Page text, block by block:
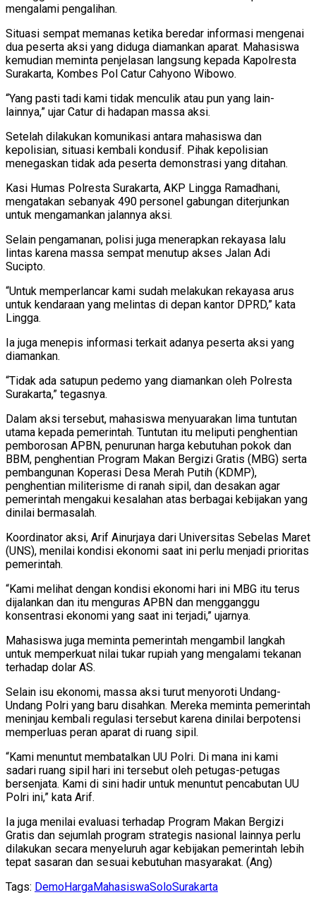
mengalami pengalihan.
Situasi sempat memanas ketika beredar informasi mengenai
dua peserta aksi yang diduga diamankan aparat. Mahasiswa
kemudian meminta penjelasan langsung kepada Kapolresta
Surakarta, Kombes Pol Catur Cahyono Wibowo.
“Yang pasti tadi kami tidak menculik atau pun yang lain-
lainnya,” ujar Catur di hadapan massa aksi.
Setelah dilakukan komunikasi antara mahasiswa dan
kepolisian, situasi kembali kondusif. Pihak kepolisian
menegaskan tidak ada peserta demonstrasi yang ditahan.
Kasi Humas Polresta Surakarta, AKP Lingga Ramadhani,
mengatakan sebanyak 490 personel gabungan diterjunkan
untuk mengamankan jalannya aksi.
Selain pengamanan, polisi juga menerapkan rekayasa lalu
lintas karena massa sempat menutup akses Jalan Adi
Sucipto.
“Untuk memperlancar kami sudah melakukan rekayasa arus
untuk kendaraan yang melintas di depan kantor DPRD,” kata
Lingga.
Ia juga menepis informasi terkait adanya peserta aksi yang
diamankan.
“Tidak ada satupun pedemo yang diamankan oleh Polresta
Surakarta,” tegasnya.
Dalam aksi tersebut, mahasiswa menyuarakan lima tuntutan
utama kepada pemerintah. Tuntutan itu meliputi penghentian
pemborosan APBN, penurunan harga kebutuhan pokok dan
BBM, penghentian Program Makan Bergizi Gratis (MBG) serta
pembangunan Koperasi Desa Merah Putih (KDMP),
penghentian militerisme di ranah sipil, dan desakan agar
pemerintah mengakui kesalahan atas berbagai kebijakan yang
dinilai bermasalah.
Koordinator aksi, Arif Ainurjaya dari Universitas Sebelas Maret
(UNS), menilai kondisi ekonomi saat ini perlu menjadi prioritas
pemerintah.
“Kami melihat dengan kondisi ekonomi hari ini MBG itu terus
dijalankan dan itu menguras APBN dan mengganggu
konsentrasi ekonomi yang saat ini terjadi,” ujarnya.
Mahasiswa juga meminta pemerintah mengambil langkah
untuk memperkuat nilai tukar rupiah yang mengalami tekanan
terhadap dolar AS.
Selain isu ekonomi, massa aksi turut menyoroti Undang-
Undang Polri yang baru disahkan. Mereka meminta pemerintah
meninjau kembali regulasi tersebut karena dinilai berpotensi
memperluas peran aparat di ruang sipil.
“Kami menuntut membatalkan UU Polri. Di mana ini kami
sadari ruang sipil hari ini tersebut oleh petugas-petugas
bersenjata. Kami di sini hadir untuk menuntut pencabutan UU
Polri ini,” kata Arif.
Ia juga menilai evaluasi terhadap Program Makan Bergizi
Gratis dan sejumlah program strategis nasional lainnya perlu
dilakukan secara menyeluruh agar kebijakan pemerintah lebih
tepat sasaran dan sesuai kebutuhan masyarakat. (Ang)
Tags: DemoHargaMahasiswaSoloSurakarta